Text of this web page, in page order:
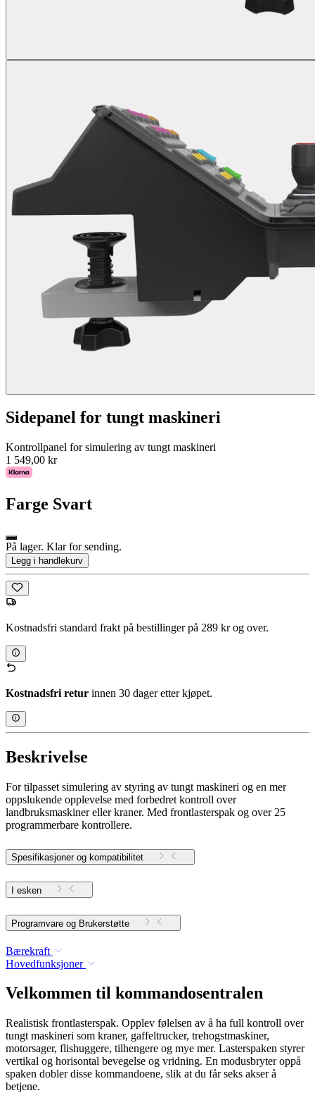
Sidepanel for tungt maskineri
Kontrollpanel for simulering av tungt maskineri
1 549,00 kr
Farge Svart
På lager. Klar for sending.
Legg i handlekurv
Kostnadsfri standard frakt på bestillinger på 289 kr og over.
Kostnadsfri retur innen 30 dager etter kjøpet.
Beskrivelse
For tilpasset simulering av styring av tungt maskineri og en mer
oppslukende opplevelse med forbedret kontroll over
landbruksmaskiner eller kraner. Med frontlasterspak og over 25
programmerbare kontrollere.
Spesifikasjoner og kompatibilitet
I esken
Programvare og Brukerstøtte
Bærekraft
Hovedfunksjoner
Velkommen til kommandosentralen
Realistisk frontlasterspak. Opplev følelsen av å ha full kontroll over
tungt maskineri som kraner, gaffeltrucker, trehogstmaskiner,
motorsager, flishuggere, tilhengere og mye mer. Lasterspaken styrer
vertikal og horisontal bevegelse og vridning. En modusbryter oppå
spaken dobler disse kommandoene, slik at du får seks akser å
betjene.